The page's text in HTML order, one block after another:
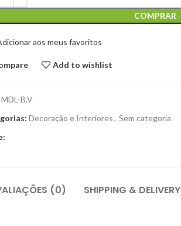
COMPRAR
aos meus favoritos
Add to wishlist
MDL-B.V
Decoração e Interiores, Sem categoria
(0) SHIPPING & DELIVERY